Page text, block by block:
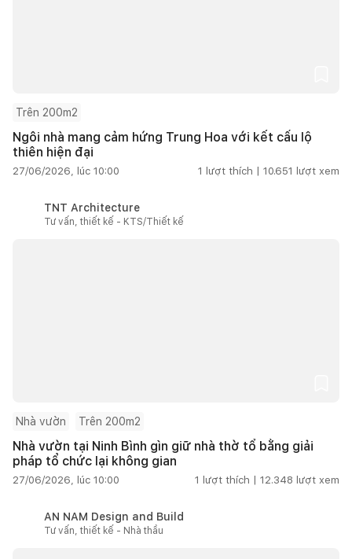
Trên 200m2
Ngôi nhà mang cảm hứng Trung Hoa với kết cấu lộ
thiên hiện đại
27/06/2026, lúc 10:00 1 lượt thích | 10.651 lượt xem
TNT Architecture
Tư vấn, thiết kế - KTS/Thiết kế
Nhà vườn Trên 200m2
Nhà vườn tại Ninh Bình gìn giữ nhà thờ tổ bằng giải
pháp tổ chức lại không gian
27/06/2026, lúc 10:00 1 lượt thích | 12.348 lượt xem
AN NAM Design and Build
Tư vấn, thiết kế - Nhà thầu